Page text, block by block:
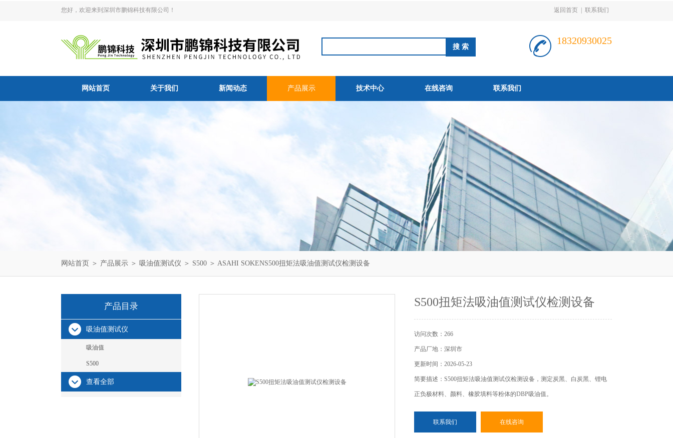
您好，欢迎来到深圳市鹏锦科技有限公司！ 返回首页 联系我们
18320930025
网站首页 关于我们 新闻动态 产品展示 技术中心 在线咨询 联系我们
网站首页 ＞ 产品展示 ＞ 吸油值测试仪 ＞ S500 ＞ ASAHI SOKENS500扭矩法吸油值测试仪检测设备
产品目录
吸油值测试仪
吸油值
S500
查看全部
S500扭矩法吸油值测试仪检测设备
访问次数：266
产品厂地：深圳市
更新时间：2026-05-23
简要描述：S500扭矩法吸油值测试仪检测设备，测定炭黑、白炭黑、锂电
正负极材料、颜料、橡胶填料等粉体的DBP吸油值。
联系我们 在线咨询